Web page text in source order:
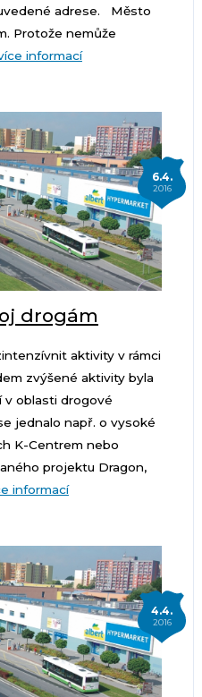
adrese. Město
Protože nemůže
informací
6.4.
2016
drogám
aktivity v rámci
zvýšené aktivity byla
v oblasti drogové
jednalo např. o vysoké
K-Centrem nebo
projektu Dragon,
informací
4.4.
2016